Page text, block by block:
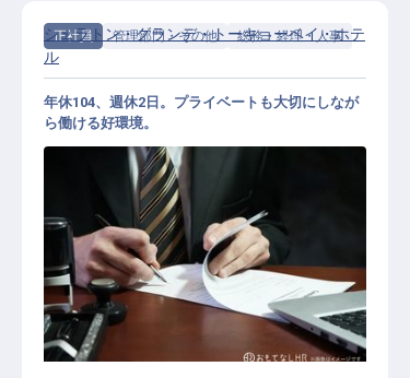
よくある質問
ホテル・宿泊業界情報コラム
転職サポートに申し込む
採用をお考えの企業様へ
正社員 管理部門・その他 総務・経理・人事
経理
シェラトン・グランデ・トーキョーベイ・ホテ
ル
年休104、週休2日。プライベートも大切にしなが
ら働ける好環境。